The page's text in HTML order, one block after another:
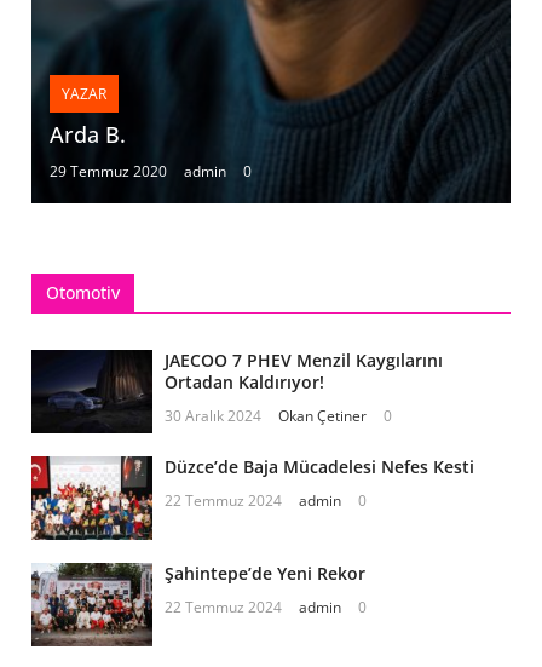
YAZAR
Arda B.
29 Temmuz 2020 admin 0
Otomotiv
JAECOO 7 PHEV Menzil Kaygılarını
Ortadan Kaldırıyor!
30 Aralık 2024 Okan Çetiner 0
Düzce’de Baja Mücadelesi Nefes Kesti
22 Temmuz 2024 admin 0
Şahintepe’de Yeni Rekor
22 Temmuz 2024 admin 0